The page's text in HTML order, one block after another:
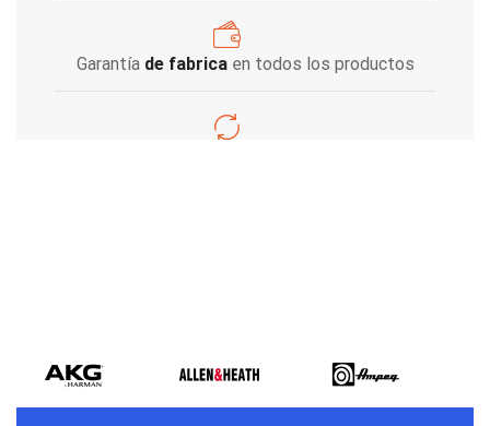
Garantía de fabricaen todos los productos